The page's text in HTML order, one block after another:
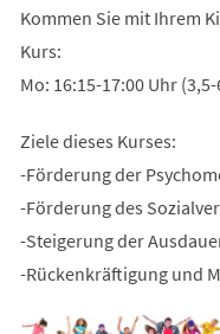
Kommen Sie mit Ihrem
Kurs:
Mo: 16:15-17:00 Uhr
Ziele dieses Kurses:
-Förderung der
-Förderung des
-Steigerung der
-Rückenkräftigung und